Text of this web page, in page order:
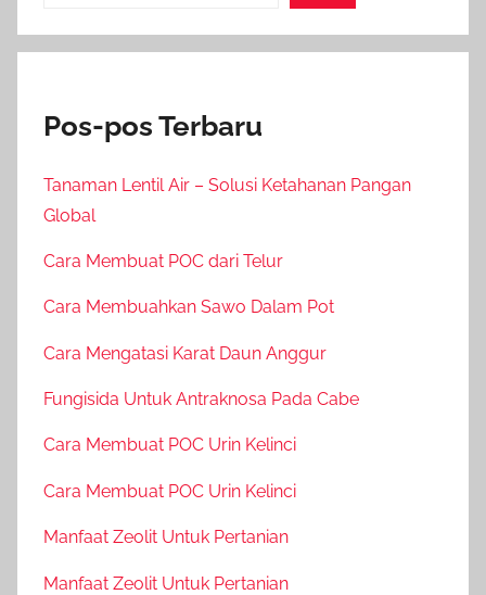
Pos-pos Terbaru
Tanaman Lentil Air – Solusi Ketahanan Pangan
Global
Cara Membuat POC dari Telur
Cara Membuahkan Sawo Dalam Pot
Cara Mengatasi Karat Daun Anggur
Fungisida Untuk Antraknosa Pada Cabe
Cara Membuat POC Urin Kelinci
Cara Membuat POC Urin Kelinci
Manfaat Zeolit Untuk Pertanian
Manfaat Zeolit Untuk Pertanian